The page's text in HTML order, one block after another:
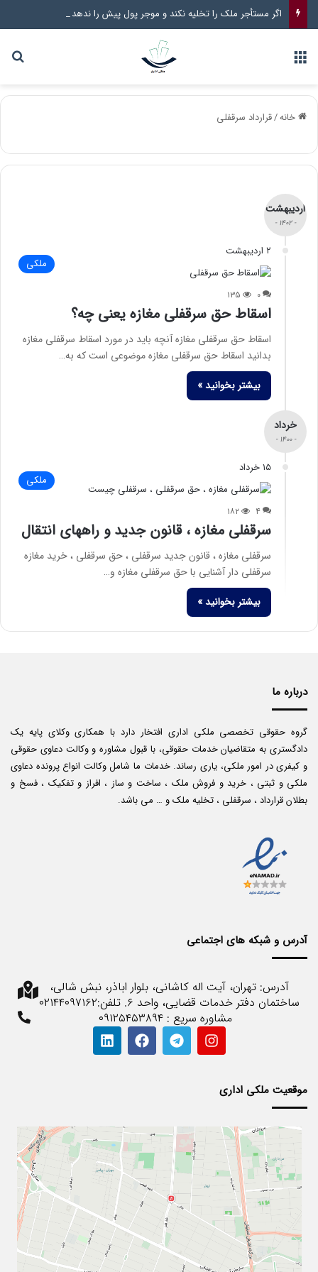
خانه/قرارداد سرقفلی
اردیبهشت
- ۱۴۰۲ -
۲ اردیبهشت
ملکی
۰ ۱۳۵
اسقاط حق سرقفلی مغازه یعنی چه؟
اسقاط حق سرقفلی مغازه آنچه باید در مورد اسقاط سرقفلی مغازه
بدانید اسقاط حق سرقفلی مغازه موضوعی است که به…
بیشتر بخوانید »
خرداد
- ۱۴۰۰ -
۱۵ خرداد
ملکی
۴ ۱۸۲
سرقفلی مغازه ، قانون جدید و راههای انتقال
سرقفلی مغازه ، قانون جدید سرقفلی ، حق سرقفلی ، خرید مغازه
سرقفلی دار آشنایی با حق سرقفلی مغازه و…
بیشتر بخوانید »
درباره ما
گروه حقوقی تخصصی ملکی اداری افتخار دارد با همکاری وکلای پایه یک
دادگستری به متقاضیان خدمات حقوقی، با قبول مشاوره و وکالت دعاوی حقوقی
و کیفری در امور ملکی، یاری رساند. خدمات ما شامل وکالت انواع پرونده دعاوی
ملکی و ثبتی ، خرید و فروش ملک ، ساخت و ساز ، افراز و تفکیک ، فسخ و
بطلان قرارداد ، سرقفلی ، تخلیه ملک و … می باشد.
آدرس و شبکه های اجتماعی
آدرس: تهران، آیت اله کاشانی، بلوار اباذر، نبش شالی،
ساختمان دفتر خدمات قضایی، واحد ۶. تلفن:۰۲۱۴۴۰۹۷۱۶۲
مشاوره سریع : ۰۹۱۲۵۴۵۳۸۹۴
موقعیت ملکی اداری